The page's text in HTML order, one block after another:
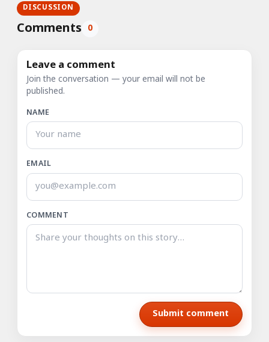
DISCUSSION
Comments 0
Leave a comment
Join the conversation — your email will not be
published.
NAME
EMAIL
COMMENT
Submit comment